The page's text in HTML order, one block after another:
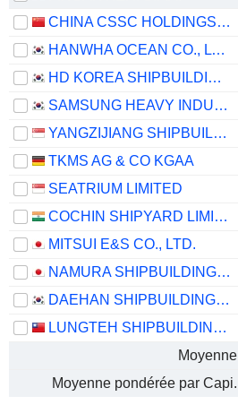
CHINA CSSC HOLDINGS LIMITED
HANWHA OCEAN CO., LTD.
HD KOREA SHIPBUILDING & OFFSHORE ENGINEERING CO., LTD.
SAMSUNG HEAVY INDUSTRIES CO., LTD.
YANGZIJIANG SHIPBUILDING (HOLDINGS) LTD.
TKMS AG & CO KGAA
SEATRIUM LIMITED
COCHIN SHIPYARD LIMITED
MITSUI E&S CO., LTD.
NAMURA SHIPBUILDING CO., LTD.
DAEHAN SHIPBUILDING CO., LTD.
LUNGTEH SHIPBUILDING CO., LTD.
Moyenne
Moyenne pondérée par Capi.